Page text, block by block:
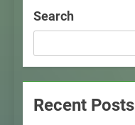
Search
Recent Posts